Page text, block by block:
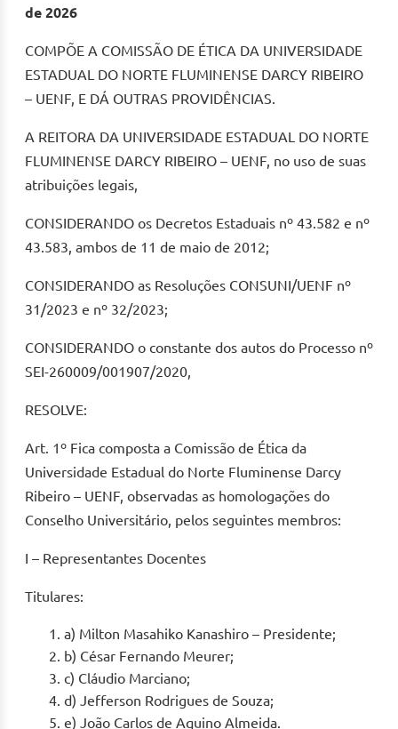
de 2026
COMPÕE A COMISSÃO DE ÉTICA DA UNIVERSIDADE
ESTADUAL DO NORTE FLUMINENSE DARCY RIBEIRO
– UENF, E DÁ OUTRAS PROVIDÊNCIAS.
A REITORA DA UNIVERSIDADE ESTADUAL DO NORTE
FLUMINENSE DARCY RIBEIRO – UENF, no uso de suas
atribuições legais,
CONSIDERANDO os Decretos Estaduais nº 43.582 e nº
43.583, ambos de 11 de maio de 2012;
CONSIDERANDO as Resoluções CONSUNI/UENF nº
31/2023 e nº 32/2023;
CONSIDERANDO o constante dos autos do Processo nº
SEI-260009/001907/2020,
RESOLVE:
Art. 1º Fica composta a Comissão de Ética da
Universidade Estadual do Norte Fluminense Darcy
Ribeiro – UENF, observadas as homologações do
Conselho Universitário, pelos seguintes membros:
I – Representantes Docentes
Titulares:
a) Milton Masahiko Kanashiro – Presidente;
b) César Fernando Meurer;
c) Cláudio Marciano;
d) Jefferson Rodrigues de Souza;
e) João Carlos de Aquino Almeida.